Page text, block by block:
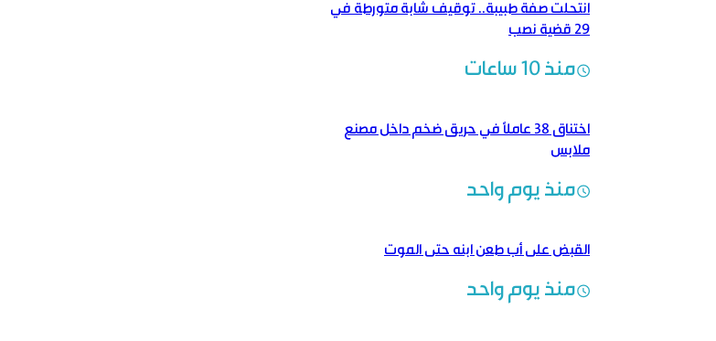
انتحلت صفة طبيبة.. توقيف شابة متورطة في
29 قضية نصب
منذ 10 ساعات
اختناق 38 عاملاً في حريق ضخم داخل مصنع
ملابس
منذ يوم واحد
القبض على أب طعن ابنه حتى الموت
منذ يوم واحد